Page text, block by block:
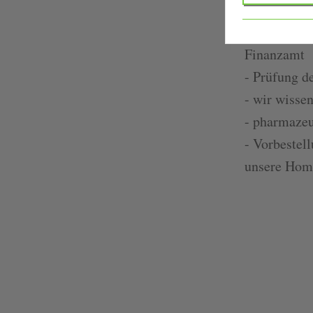
-
Finanzamt
- Prüfung
- wir
-
-
unsere